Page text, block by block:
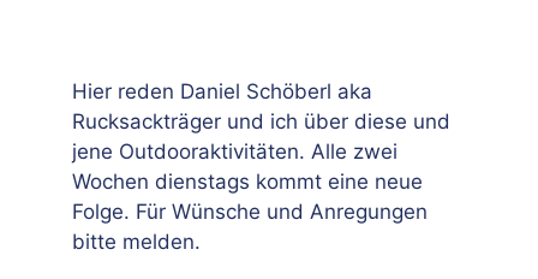
Hier reden Daniel Schöberl aka
Rucksackträger und ich über diese und
jene Outdooraktivitäten. Alle zwei
Wochen dienstags kommt eine neue
Folge. Für Wünsche und Anregungen
bitte melden.